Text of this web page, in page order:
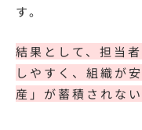
す。
結果として、担当
しやすく、組織が
産」が蓄積されな